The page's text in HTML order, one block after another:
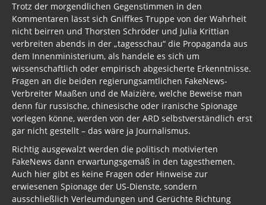
Asyl 2016
ASYLINDUSTRIE
Extremismus
Schattenparlament
SPD - Medien Imperium
Stöverstuuv 2017, 2016. 2015
Gästebuch
Trotz der morgendlichen Gegenstimmen in den
Kommentaren lässt sich Gniffkes Truppe von der Wahrheit
nicht beirren und Thorsten Schröder und Julia Krittian
verbreiten abends in der „tagesschau“ die Propaganda aus
dem Innenministerium, als handele es sich um
wissenschaftlich oder empirisch abgesicherte Erkenntnisse.
Fragen an die beiden regierungsamtlichen FakeNews-
Verbreiter Maaßen und de Maizière, welche Beweise man
denn für russische, chinesische oder iranische Spionage
vorlegen könne, werden von der ARD selbstverständlich erst
gar nicht gestellt – das wäre ja Journalismus.
Richtig ausgewalzt werden die politisch motivierten
FakeNews dann erwartungsgemäß in den tagesthemen.
Auch hier gibt es keine Fragen oder Hinweise zur
erwiesenen Spionage der US-Dienste, sondern
ausschließlich Verleumdungen und Gerüchte Richtung